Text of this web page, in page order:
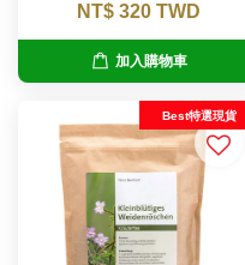
NT$ 320 TWD
加入購物車
Best特選現貨